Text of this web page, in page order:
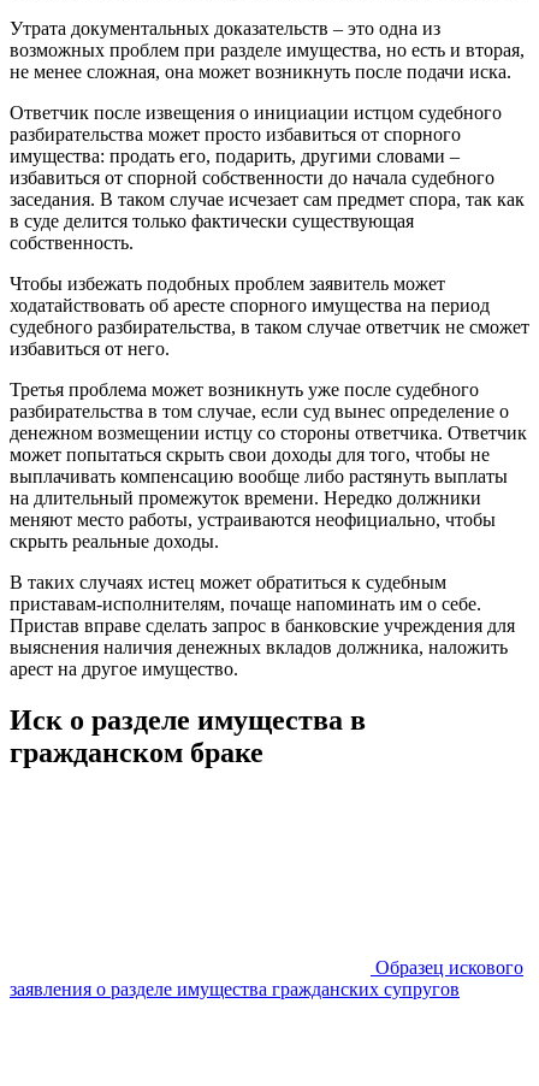
Утрата документальных доказательств – это одна из
возможных проблем при разделе имущества, но есть и вторая,
не менее сложная, она может возникнуть после подачи иска.
Ответчик после извещения о инициации истцом судебного
разбирательства может просто избавиться от спорного
имущества: продать его, подарить, другими словами –
избавиться от спорной собственности до начала судебного
заседания. В таком случае исчезает сам предмет спора, так как
в суде делится только фактически существующая
собственность.
Чтобы избежать подобных проблем заявитель может
ходатайствовать об аресте спорного имущества на период
судебного разбирательства, в таком случае ответчик не сможет
избавиться от него.
Третья проблема может возникнуть уже после судебного
разбирательства в том случае, если суд вынес определение о
денежном возмещении истцу со стороны ответчика. Ответчик
может попытаться скрыть свои доходы для того, чтобы не
выплачивать компенсацию вообще либо растянуть выплаты
на длительный промежуток времени. Нередко должники
меняют место работы, устраиваются неофициально, чтобы
скрыть реальные доходы.
В таких случаях истец может обратиться к судебным
приставам-исполнителям, почаще напоминать им о себе.
Пристав вправе сделать запрос в банковские учреждения для
выяснения наличия денежных вкладов должника, наложить
арест на другое имущество.
Иск о разделе имущества в
гражданском браке
Образец искового
заявления о разделе имущества гражданских супругов